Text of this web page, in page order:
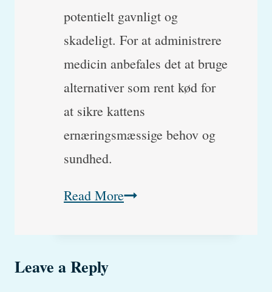
potentielt gavnligt og
skadeligt. For at administrere
medicin anbefales det at bruge
alternativer som rent kød for
at sikre kattens
ernæringsmæssige behov og
sundhed.
Read MoreMå
Leave a Reply